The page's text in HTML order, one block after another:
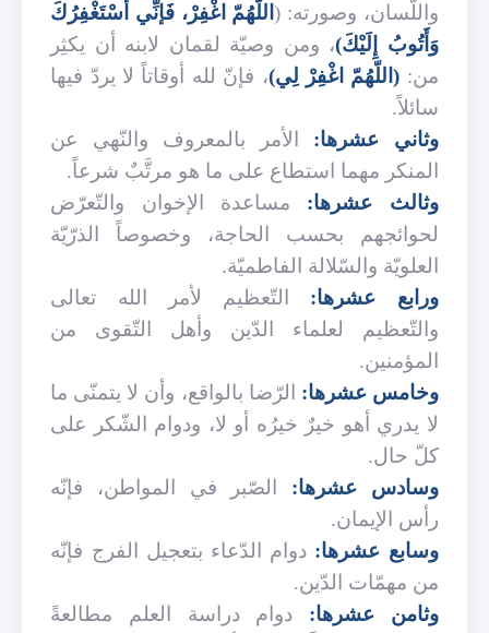
واللّسان، وصورته: (اللّهُمّ اغْفِرْ، فَإنِّي أَسْتَغْفِرُكَ
وَأَتُوبُ إِلَيْكَ)، ومن وصيّة لقمان لابنه أن يكثِر
من: (اللّهُمّ اغْفِرْ لِي)، فإنّ لله أوقاتاً لا يردّ فيها
سائلاً.
وثاني عشرها:
الأمر بالمعروف والنّهي عن
المنكر مهما استطاع على ما هو مرتَّبٌ شرعاً.
وثالث عشرها:
مساعدة الإخوان والتّعرّض
لحوائجهم بحسب الحاجة، وخصوصاً الذرّيّة
العلويّة والسّلالة الفاطميّة.
ورابع عشرها:
التّعظيم لأمر الله تعالى
والتّعظيم لعلماء الدّين وأهل التّقوى من
المؤمنين.
وخامس عشرها:
الرّضا بالواقع، وأن لا يتمنّى ما
لا يدري أهو خيرٌ خيرُه أو لا، ودوام الشّكر على
كلّ حال.
وسادس عشرها:
الصّبر في المواطن، فإنّه
رأس الإيمان.
وسابع عشرها: دوام الدّعاء بتعجيل الفرج فإنّه
من مهمّات الدّين.
وثامن عشرها:
دوام دراسة العلم مطالعةً